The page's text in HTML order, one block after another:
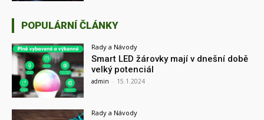
POPULÁRNÍ ČLÁNKY
Rady a Návody
Smart LED žárovky mají v dnešní době
velký potenciál
admin - 15.1.2024
Rady a Návody